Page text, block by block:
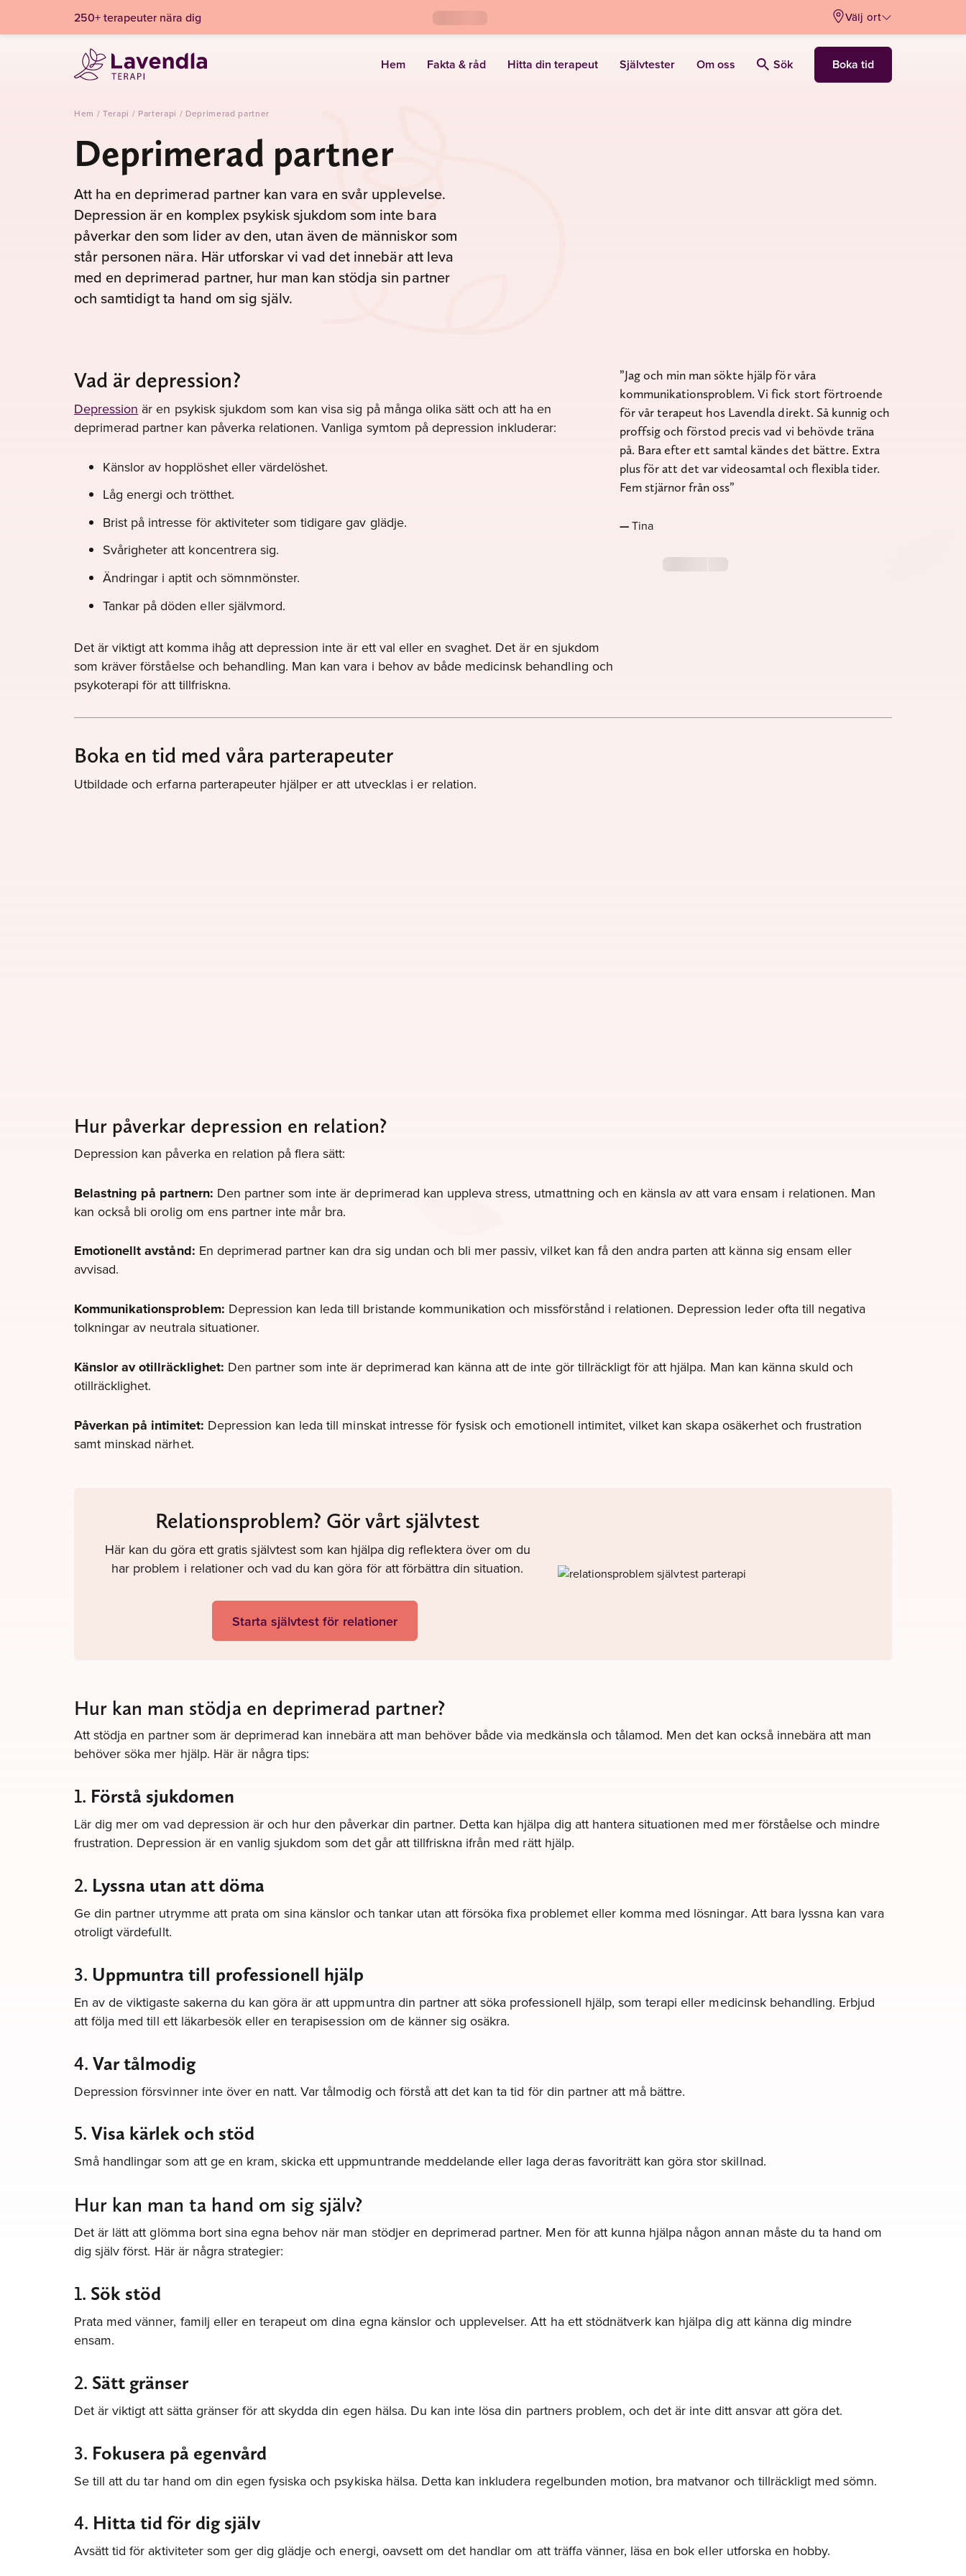
250+ terapeuter nära dig Välj ort
Hem Fakta & råd Hitta din terapeut Självtester Om oss Sök Boka tid
Hem / Terapi / Parterapi / Deprimerad partner
Deprimerad partner
Att ha en deprimerad partner kan vara en svår upplevelse.
Depression är en komplex psykisk sjukdom som inte bara
påverkar den som lider av den, utan även de människor som
står personen nära. Här utforskar vi vad det innebär att leva
med en deprimerad partner, hur man kan stödja sin partner
och samtidigt ta hand om sig själv.
Vad är depression?
Depression är en psykisk sjukdom som kan visa sig på många olika sätt och att ha en
deprimerad partner kan påverka relationen. Vanliga symtom på depression inkluderar:
Känslor av hopplöshet eller värdelöshet.
Låg energi och trötthet.
Brist på intresse för aktiviteter som tidigare gav glädje.
Svårigheter att koncentrera sig.
Ändringar i aptit och sömnmönster.
Tankar på döden eller självmord.
Det är viktigt att komma ihåg att depression inte är ett val eller en svaghet. Det är en sjukdom
som kräver förståelse och behandling. Man kan vara i behov av både medicinsk behandling och
psykoterapi för att tillfriskna.
Jag och min man sökte hjälp för våra
kommunikationsproblem. Vi fick stort förtroende
för vår terapeut hos Lavendla direkt. Så kunnig och
proffsig och förstod precis vad vi behövde träna
på. Bara efter ett samtal kändes det bättre. Extra
plus för att det var videosamtal och flexibla tider.
Fem stjärnor från oss
Tina
Boka en tid med våra parterapeuter
Utbildade och erfarna parterapeuter hjälper er att utvecklas i er relation.
Hur påverkar depression en relation?
Depression kan påverka en relation på flera sätt:
Belastning på partnern: Den partner som inte är deprimerad kan uppleva stress, utmattning och en känsla av att vara ensam i relationen. Man
kan också bli orolig om ens partner inte mår bra.
Emotionellt avstånd: En deprimerad partner kan dra sig undan och bli mer passiv, vilket kan få den andra parten att känna sig ensam eller
avvisad.
Kommunikationsproblem: Depression kan leda till bristande kommunikation och missförstånd i relationen. Depression leder ofta till negativa
tolkningar av neutrala situationer.
Känslor av otillräcklighet: Den partner som inte är deprimerad kan känna att de inte gör tillräckligt för att hjälpa. Man kan känna skuld och
otillräcklighet.
Påverkan på intimitet: Depression kan leda till minskat intresse för fysisk och emotionell intimitet, vilket kan skapa osäkerhet och frustration
samt minskad närhet.
Relationsproblem? Gör vårt självtest
Här kan du göra ett gratis självtest som kan hjälpa dig reflektera över om du
har problem i relationer och vad du kan göra för att förbättra din situation.
Starta självtest för relationer
Hur kan man stödja en deprimerad partner?
Att stödja en partner som är deprimerad kan innebära att man behöver både via medkänsla och tålamod. Men det kan också innebära att man
behöver söka mer hjälp. Här är några tips:
1. Förstå sjukdomen
Lär dig mer om vad depression är och hur den påverkar din partner. Detta kan hjälpa dig att hantera situationen med mer förståelse och mindre
frustration. Depression är en vanlig sjukdom som det går att tillfriskna ifrån med rätt hjälp.
2. Lyssna utan att döma
Ge din partner utrymme att prata om sina känslor och tankar utan att försöka fixa problemet eller komma med lösningar. Att bara lyssna kan vara
otroligt värdefullt.
3. Uppmuntra till professionell hjälp
En av de viktigaste sakerna du kan göra är att uppmuntra din partner att söka professionell hjälp, som terapi eller medicinsk behandling. Erbjud
att följa med till ett läkarbesök eller en terapisession om de känner sig osäkra.
4.Var tålmodig
Depression försvinner inte över en natt. Var tålmodig och förstå att det kan ta tid för din partner att må bättre.
5.Visa kärlek och stöd
Små handlingar som att ge en kram, skicka ett uppmuntrande meddelande eller laga deras favoriträtt kan göra stor skillnad.
Hur kan man ta hand om sig själv?
Det är lätt att glömma bort sina egna behov när man stödjer en deprimerad partner. Men för att kunna hjälpa någon annan måste du ta hand om
dig själv först. Här är några strategier:
1. Sök stöd
Prata med vänner, familj eller en terapeut om dina egna känslor och upplevelser. Att ha ett stödnätverk kan hjälpa dig att känna dig mindre
ensam.
2. Sätt gränser
Det är viktigt att sätta gränser för att skydda din egen hälsa. Du kan inte lösa din partners problem, och det är inte ditt ansvar att göra det.
3. Fokusera på egenvård
Se till att du tar hand om din egen fysiska och psykiska hälsa. Detta kan inkludera regelbunden motion, bra matvanor och tillräckligt med sömn.
4. Hitta tid för dig själv
Avsätt tid för aktiviteter som ger dig glädje och energi, oavsett om det handlar om att träffa vänner, läsa en bok eller utforska en hobby.